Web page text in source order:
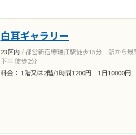
白耳ギャラリー
23区内 / 都営新宿線瑞江駅徒歩15分 駅から最
下車 徒歩2分
料金： 1階又は2階/1時間1200円 1日10000円